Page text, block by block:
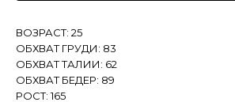
ВОЗРАСТ: 25
ОБХВАТ ГРУДИ: 83
ОБХВАТ ТАЛИИ: 62
ОБХВАТ БЕДЕР: 89
РОСТ: 165